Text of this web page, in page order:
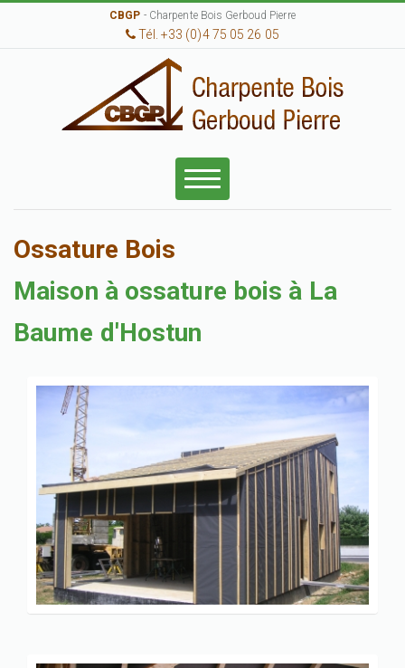
CBGP - Charpente Bois Gerboud Pierre
Tél. +33 (0)4 75 05 26 05
Ossature Bois
Maison à ossature bois à La
Baume d'Hostun